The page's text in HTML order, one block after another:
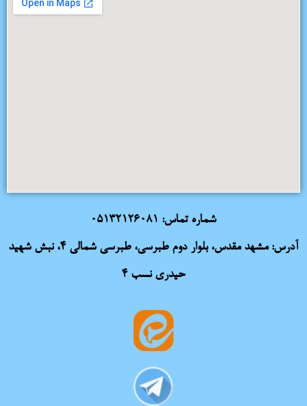
شماره تماس: 05132126081
آدرس: مشهد مقدس، بلوار دوم طبرسی، طبرسی شمالی 4، نبش شهید
حیدری نسب 4